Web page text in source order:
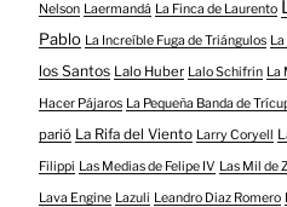
Nelson Laermandá La Finca de Laurento
Pablo La Increíble Fuga de Triángulos
los Santos Lalo Huber Lalo Schifrin La
Hacer Pájaros La Pequeña Banda de
parió La Rifa del Viento Larry Coryell
Filippi Las Medias de Felipe IV Las Mil de
Lava Engine Lazuli Leandro Diaz Romero